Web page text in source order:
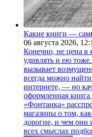
Какие книги —
06 августа 2026,
Конечно, не цена
удивлять и ею
вызывает
всегда можно
интернете, — но
оформленная книга
«Фонтанка»
магазины о том,
дорогие, и чем они
всех смыслах